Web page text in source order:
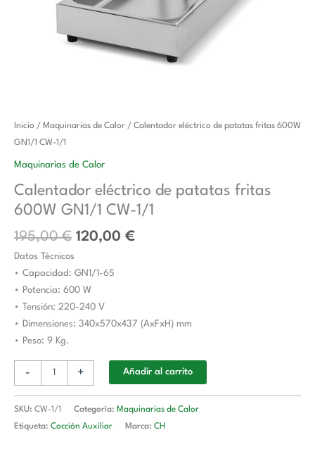
Inicio / Maquinarias de Calor / Calentador eléctrico de patatas fritas 600W
GN1/1 CW-1/1
Maquinarias de Calor
Calentador eléctrico de patatas fritas
600W GN1/1 CW-1/1
195,00€
El
original
195,00 €.
120,00 €
El
120,00 €.
Datos Técnicos
• Capacidad: GN1/1-65
• Potencia: 600 W
• Tensión: 220-240 V
• Dimensiones: 340x570x437 (AxFxH) mm
• Peso: 9 Kg.
-
Calentador
eléctrico
de
fritas
600W
CW-
1/1
cantidad
+ Añadir al carrito
SKU: CW-1/1 Categoría: Maquinarias de Calor
Etiqueta: Cocción Auxiliar Marca: CH